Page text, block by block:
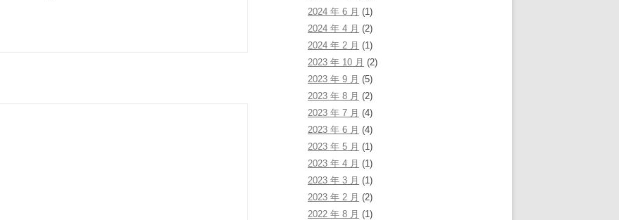
2024 年 6 月 (1)
2024 年 4 月 (2)
2024 年 2 月 (1)
2023 年 10 月 (2)
2023 年 9 月 (5)
2023 年 8 月 (2)
2023 年 7 月 (4)
2023 年 6 月 (4)
2023 年 5 月 (1)
2023 年 4 月 (1)
2023 年 3 月 (1)
2023 年 2 月 (2)
2022 年 8 月 (1)